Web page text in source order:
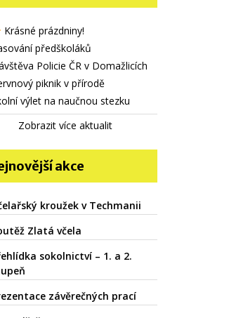
Krásné prázdniny!
předškoláků
Policie ČR v Domažlicích
piknik v přírodě
výlet na naučnou stezku
Zobrazit více aktualit
akce
kroužek v Techmanii
Zlatá včela
sokolnictví – 1. a 2.
závěrečných prací